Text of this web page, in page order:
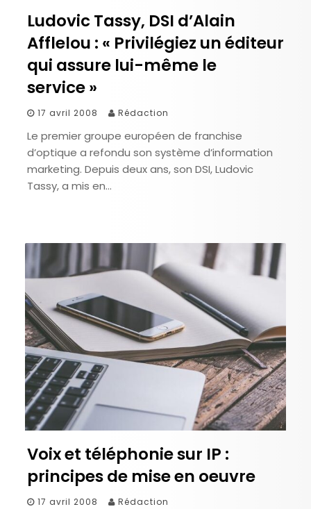
Ludovic Tassy, DSI d’Alain
Afflelou : « Privilégiez un éditeur
qui assure lui-même le
service »
17 avril 2008 Rédaction
Le premier groupe européen de franchise
d’optique a refondu son système d’information
marketing. Depuis deux ans, son DSI, Ludovic
Tassy, a mis en…
Voix et téléphonie sur IP :
principes de mise en oeuvre
17 avril 2008 Rédaction